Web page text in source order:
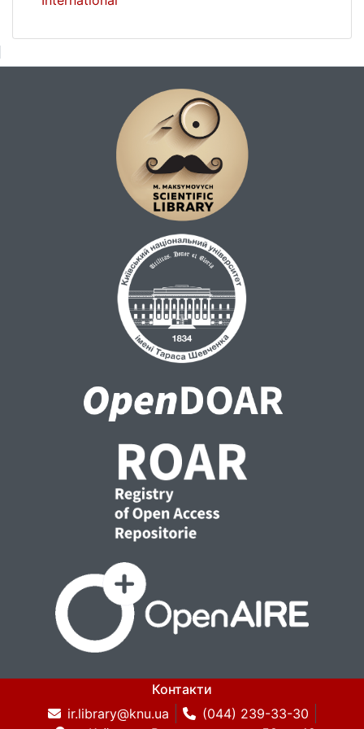
обговорення стали теоретичні засади й
процесом, оперативно-розшуковою
діяльністю, судовою медициною,
психологією тощо. Матеріали конференції
опубліковано у спеціальному збірнику
наукових праць.
Контакти
ir.library@knu.ua
(044) 239-33-30